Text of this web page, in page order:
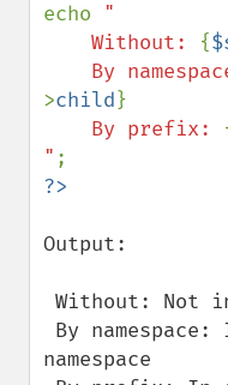
echo "
    Without:
{
By
>child}
    By prefix:
"
Output:
namespace